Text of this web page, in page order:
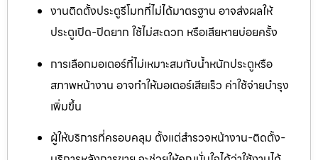
งานติดตั้งประตูรีโมทที่ไม่ได้มาตรฐาน อาจส่งผลให้
ประตูเปิด-ปิดยาก ใช้ไม่สะดวก หรือเสียหายบ่อยครั้ง
การเลือกมอเตอร์ที่ไม่เหมาะสมกับน้ำหนักประตูหรือ
สภาพหน้างาน อาจทำให้มอเตอร์เสียเร็ว ค่าใช้จ่ายบำรุง
เพิ่มขึ้น
ผู้ให้บริการที่ครอบคลุม ตั้งแต่สำรวจหน้างาน-ติดตั้ง-